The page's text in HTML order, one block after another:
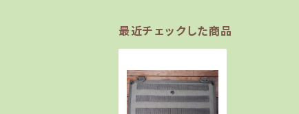
最近チェックした商品